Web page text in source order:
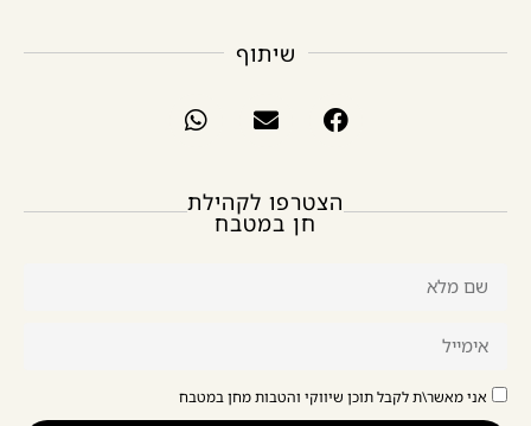
שיתוף
הצטרפו לקהילת
חן במטבח
אני מאשר\ת לקבל תוכן שיווקי והטבות מחן במטבח